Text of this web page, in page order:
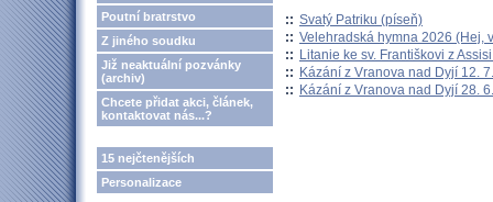
Poutní bratrstvo
Z jiného soudku
Již neaktuální pozvánky
(archiv)
Chcete přidat akci, článek,
kontaktovat nás...?
15 nejčtenějších
Personalizace
:: Svatý Patriku (píseň)
:: Velehradská hymna 2026 (Hej,
:: Litanie ke sv. Františkovi z
:: Kázání z Vranova nad Dyjí 12.
:: Kázání z Vranova nad Dyjí 28.